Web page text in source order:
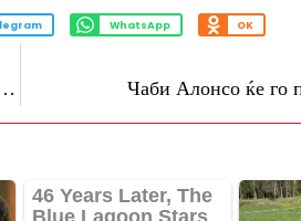
WhatsApp OK
Западот, Детроит на Истокот избори мајсторка Чаби Алонсо ќе го